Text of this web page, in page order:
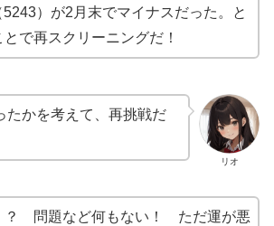
5243）が2月末でマイナスだった。と
とで再スクリーニングだ！
リオ
たかを考えて、再挑戦だ
？ 問題など何もない！ ただ運が悪